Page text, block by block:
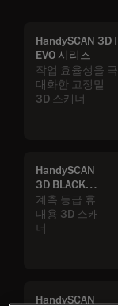
HandySCAN 3D |
EVO 시리즈
작업 효율성을 극
대화한 고정밀
3D 스캐너
HandySCAN
3D BLACK
Series
계측 등급 휴
대용 3D 스캐
너
HandySCAN